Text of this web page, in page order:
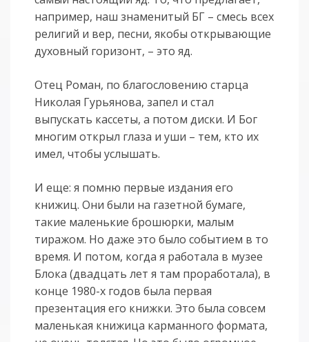
например, наш знаменитый БГ – смесь всех
религий и вер, песни, якобы открывающие
духовный горизонт, – это яд.
Отец Роман, по благословению старца
Николая Гурьянова, запел и стал
выпускать кассеты, а потом диски. И Бог
многим открыл глаза и уши – тем, кто их
имел, чтобы услышать.
И еще: я помню первые издания его
книжиц. Они были на газетной бумаге,
такие маленькие брошюрки, малым
тиражом. Но даже это было событием в то
время. И потом, когда я работала в музее
Блока (двадцать лет я там проработала), в
конце 1980-х годов была первая
презентация его книжки. Это была совсем
маленькая книжица карманного формата,